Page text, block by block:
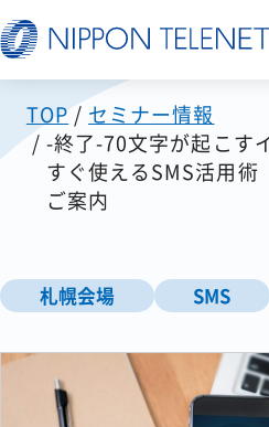
サービス一覧
日本テレネットの
FAQ
TOP
セミナー情報
-終了-70文字が起こす
すぐ使えるSMS活用
ご案内
札幌会場 SMS